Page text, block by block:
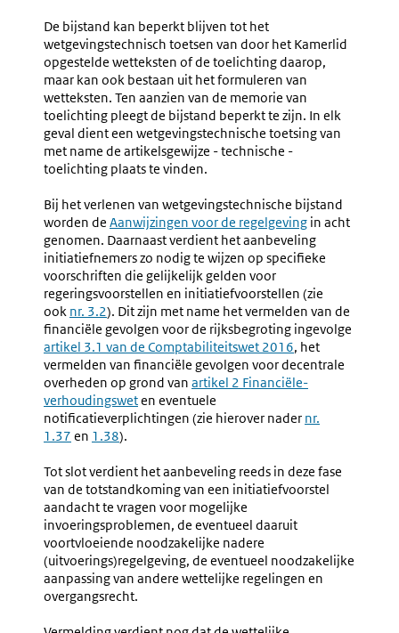
De bijstand kan beperkt blijven tot het
wetgevingstechnisch toetsen van door het Kamerlid
opgestelde wetteksten of de toelichting daarop,
maar kan ook bestaan uit het formuleren van
wetteksten. Ten aanzien van de memorie van
toelichting pleegt de bijstand beperkt te zijn. In elk
geval dient een wetgevingstechnische toetsing van
met name de artikelsgewijze - technische -
toelichting plaats te vinden.
Bij het verlenen van wetgevingstechnische bijstand
worden de Aanwijzingen voor de regelgeving in acht
genomen. Daarnaast verdient het aanbeveling
initiatiefnemers zo nodig te wijzen op specifieke
voorschriften die gelijkelijk gelden voor
regeringsvoorstellen en initiatiefvoorstellen (zie
ook nr. 3.2). Dit zijn met name het vermelden van de
financiële gevolgen voor de rijksbegroting ingevolge
artikel 3.1 van de Comptabiliteitswet 2016, het
vermelden van financiële gevolgen voor decentrale
overheden op grond van Externe
link:
artikel 2 Financiële-
verhoudingsweten eventuele
notificatieverplichtingen (zie hierover nader nr.
1.37 en 1.38).
Tot slot verdient het aanbeveling reeds in deze fase
van de totstandkoming van een initiatiefvoorstel
aandacht te vragen voor mogelijke
invoeringsproblemen, de eventueel daaruit
voortvloeiende noodzakelijke nadere
(uitvoerings)regelgeving, de eventueel noodzakelijke
aanpassing van andere wettelijke regelingen en
overgangsrecht.